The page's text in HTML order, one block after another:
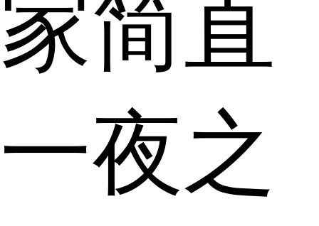
家简直
一夜之